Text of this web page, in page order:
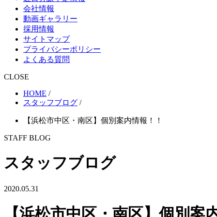
会社情報
動画ギャラリー
採用情報
サイトマップ
プライバシーポリシー
よくある質問
CLOSE
HOME /
スタッフブログ /
【浜松市中区・南区】個別案内情報！！
STAFF BLOG
スタッフブログ
2020.05.31